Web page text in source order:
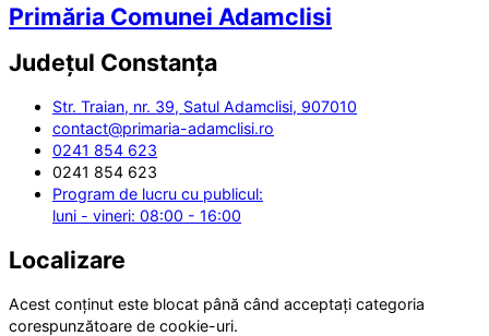
Primăria Comunei Adamclisi
Județul Constanța
Str. Traian, nr. 39, Satul Adamclisi, 907010
contact@primaria-adamclisi.ro
0241 854 623
0241 854 623
Program de lucru cu publicul:
luni - vineri: 08:00 - 16:00
Localizare
Acest conținut este blocat până când acceptați categoria
corespunzătoare de cookie-uri.